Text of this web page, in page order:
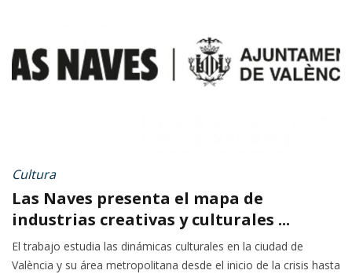
Cultura
Las Naves presenta el mapa de
industrias creativas y culturales ...
El trabajo estudia las dinámicas culturales en la ciudad de
València y su área metropolitana desde el inicio de la crisis hasta